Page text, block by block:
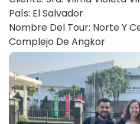
País: El Salvador
Nombre Del Tour: Norte Y
Complejo De Angkor